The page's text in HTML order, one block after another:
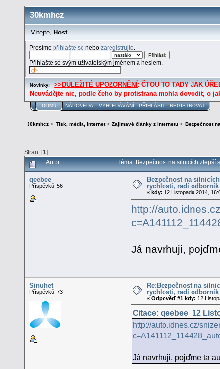
30kmhcz
Vítejte, Host
Prosímepřihlašte se nebozaregistrujte
Přihlašte se svým uživatelským jménem a heslem.
Novinky: >>DŮLEŽITÉ UPOZORNĚNÍ : ČTOU TO TADY JAK
Neuvádějte nic, podle čeho by protistrana mohla dovodit, o
DOMŮ NÁPOVĚDA VYHLEDÁVÁNÍ PŘIHLÁSIT REGISTROVAT
30kmhcz > Tisk, média, internet> Zajímavé články z internetu> Bezpečnost
Stran: [1]
Autor Téma: Bezpečnost na silnicích zlepší
qeebee
Příspěvků: 56
Bezpečnost na
rychlosti, radí odborník
« kdy: 12 Listopadu 2014,
http://
Já navrhuji,
Sinuhet
Příspěvků: 73
Re:Bezpečnost na
rychlosti, radí odborník
«Odpověď #1 kdy: 12
Citace: qeebee 12
http://auto.idnes.cz/
Já navrhuji, pojďme ta